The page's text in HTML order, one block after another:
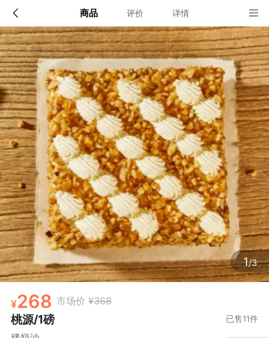
商品 评价 详情
1/3
268 市场价 ¥368
桃源/1磅 已售11件
配送说明
北京、上海、广州、深圳、杭州、苏州、无锡、天津
确定
店铺信息
1、品牌类别
21CAKE蛋糕
2、店铺地址
广东省深圳市福田区莲花街道福中社区深南大道2008号中国风凰
大厦2号楼17D
3、营业执照